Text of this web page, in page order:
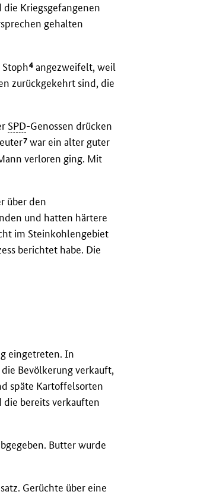
Kriegsgefangenen
gehalten
4 angezweifelt, weil
zurückgekehrt sind, die
SPD-Genossen drücken
7 war ein alter guter
verloren ging. Mit
über den
und hatten härtere
im Steinkohlengebiet
berichtet habe. Die
eingetreten. In
Bevölkerung verkauft,
späte Kartoffelsorten
die bereits verkauften
Butter wurde
Gerüchte über eine